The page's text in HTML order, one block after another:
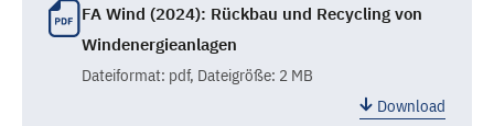
FA Wind (2024): Rückbau und Recycling von
Windenergieanlagen
Dateiformat: pdf, Dateigröße: 2 MB
Download